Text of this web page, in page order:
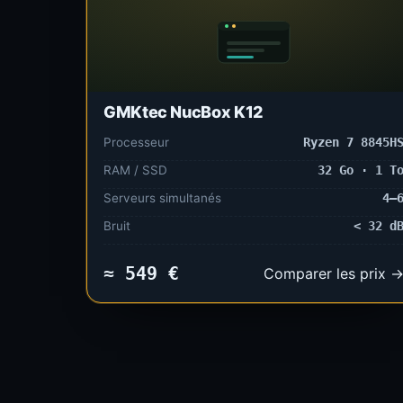
GMKtec NucBox K12
Processeur
Ryzen 7 8845HS
RAM / SSD
32 Go · 1 To
Serveurs simultanés
4–6
Bruit
< 32 dB
≈ 549 € Comparer les prix →